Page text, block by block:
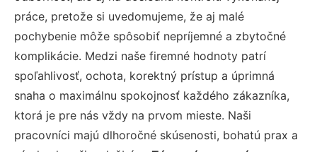
práce, pretože si uvedomujeme, že aj malé
pochybenie môže spôsobiť nepríjemné a zbytočné
komplikácie. Medzi naše firemné hodnoty patrí
spoľahlivosť, ochota, korektný prístup a úprimná
snaha o maximálnu spokojnosť každého zákazníka,
ktorá je pre nás vždy na prvom mieste. Naši
pracovníci majú dlhoročné skúsenosti, bohatú prax a